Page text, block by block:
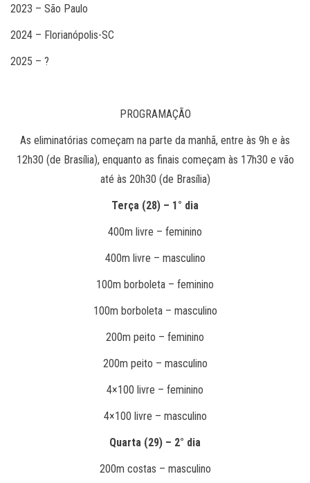
2023 – São Paulo
2024 – Florianópolis-SC
2025 – ?
PROGRAMAÇÃO
As eliminatórias começam na parte da manhã, entre às 9h e às
12h30 (de Brasília), enquanto as finais começam às 17h30 e vão
até às 20h30 (de Brasília)
Terça (28) – 1° dia
400m livre – feminino
400m livre – masculino
100m borboleta – feminino
100m borboleta – masculino
200m peito – feminino
200m peito – masculino
4×100 livre – feminino
4×100 livre – masculino
Quarta (29) – 2° dia
200m costas – masculino